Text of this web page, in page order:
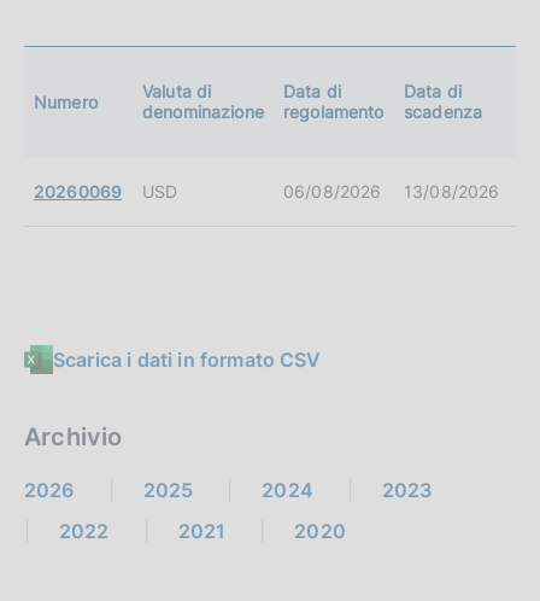
Numero
Valuta di
denominazione
Data di
regolamento
Data di
scadenza
20260069 USD 06/08/2026 13/08/2026
Scarica i dati in formato CSV
Archivio
2026 2025 2024
2023
2022
2021 2020